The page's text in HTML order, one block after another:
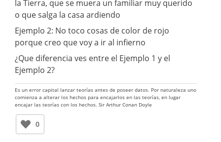
la Tierra, que se muera un familiar muy querido
o que salga la casa ardiendo
Ejemplo 2: No toco cosas de color de rojo
porque creo que voy a ir al infierno
¿Que diferencia ves entre el Ejemplo 1 y el
Ejemplo 2?
Es un error capital lanzar teorías antes de poseer datos. Por naturaleza uno
comienza a alterar los hechos para encajarlos en las teorías, en lugar
encajar las teorías con los hechos. Sir Arthur Conan Doyle
0